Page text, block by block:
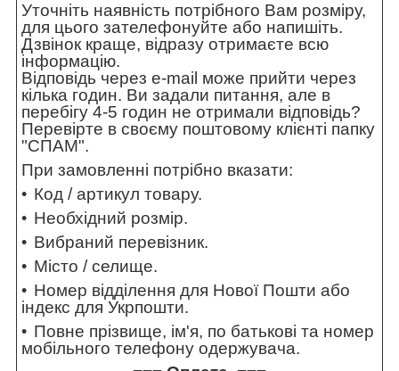
Уточніть наявність потрібного Вам розміру,
для цього зателефонуйте або напишіть.
Дзвінок краще, відразу отримаєте всю
інформацію.
Відповідь через e-mail може прийти через
кілька годин. Ви задали питання, але в
перебігу 4-5 годин не отримали відповідь?
Перевірте в своєму поштовому клієнті папку
"СПАМ".
При замовленні потрібно вказати:
Код / артикул товару.
Необхідний розмір.
Вибраний перевізник.
Місто / селище.
Номер відділення для Нової Пошти або
індекс для Укрпошти.
Повне прізвище, ім'я, по батькові та номер
мобільного телефону одержувача.